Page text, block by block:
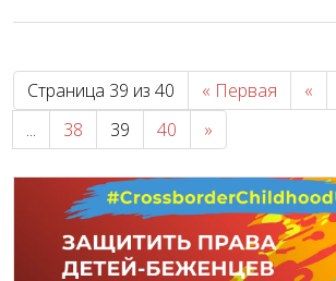
Страница 39 из 40 « Первая «
...
38 39 40 »